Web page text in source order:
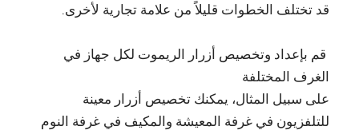
قد تختلف الخطوات قليلاً من علامة تجارية لأخرى.
قم بإعداد وتخصيص أزرار الريموت لكل جهاز في
الغرف المختلفة
على سبيل المثال، يمكنك تخصيص أزرار معينة
للتلفزيون في غرفة المعيشة والمكيف في غرفة النوم